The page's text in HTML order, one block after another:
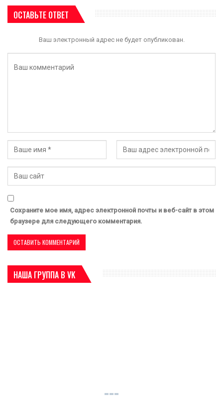
ОСТАВЬТЕ ОТВЕТ
Ваш электронный адрес не будет опубликован.
Сохраните мое имя, адрес электронной почты и веб-сайт в этом
браузере для следующего комментария.
НАША ГРУППА В VK